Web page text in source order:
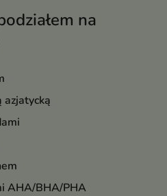
na
azjatycką
AHA/BHA/PHA